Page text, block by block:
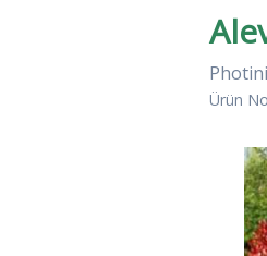
Ürün